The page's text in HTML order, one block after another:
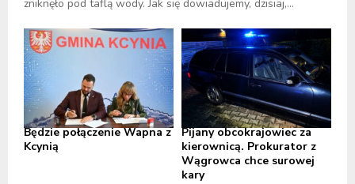
zniknęło pod taflą wody. Jak się dowiadujemy, dzisiaj,...
Będzie połączenie Wapna z
Kcynią
Pijany obcokrajowiec za
kierownicą. Prokurator z
Wągrowca chce surowej
kary